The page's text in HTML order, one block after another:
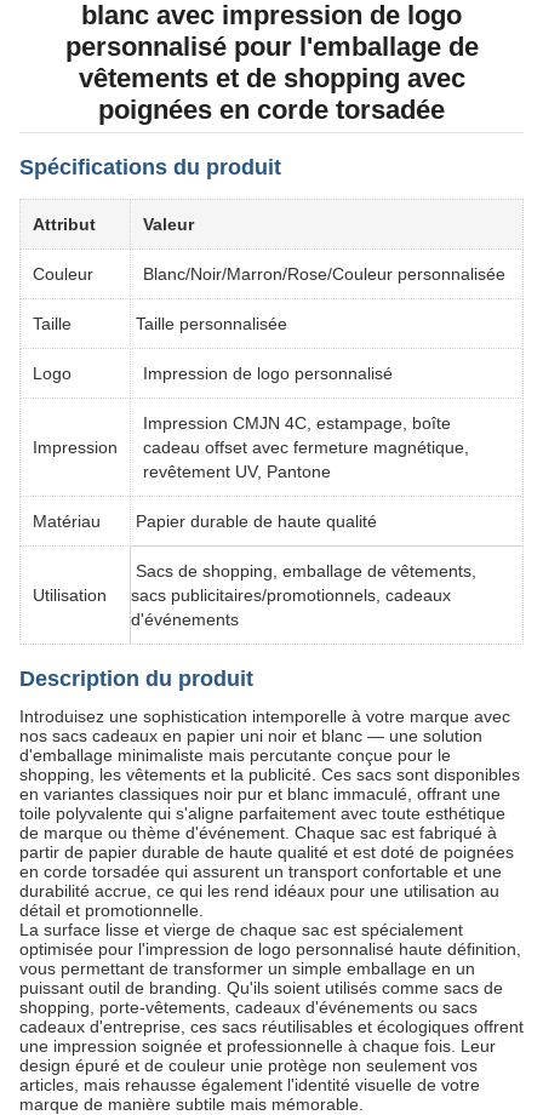
blanc avec impression de logo
personnalisé pour l'emballage de
vêtements et de shopping avec
poignées en corde torsadée
Spécifications du produit
Attribut Valeur
Couleur Blanc/Noir/Marron/Rose/Couleur personnalisée
Taille Taille personnalisée
Logo Impression de logo personnalisé
Impression
Impression CMJN 4C, estampage, boîte
cadeau offset avec fermeture magnétique,
revêtement UV, Pantone
Matériau Papier durable de haute qualité
Utilisation
Sacs de shopping, emballage de vêtements,
sacs publicitaires/promotionnels, cadeaux
d'événements
Description du produit
Introduisez une sophistication intemporelle à votre marque avec
nos sacs cadeaux en papier uni noir et blanc — une solution
d'emballage minimaliste mais percutante conçue pour le
shopping, les vêtements et la publicité. Ces sacs sont disponibles
en variantes classiques noir pur et blanc immaculé​, offrant une
toile polyvalente qui s'aligne parfaitement avec toute esthétique
de marque ou thème d'événement. Chaque sac est fabriqué à
partir de papier durable de haute qualité et est doté de poignées
en corde torsadée​ qui assurent un transport confortable et une
durabilité accrue, ce qui les rend idéaux pour une utilisation au
détail et promotionnelle.
La surface lisse et vierge de chaque sac est spécialement
optimisée pour l'impression de logo personnalisé haute définition,
vous permettant de transformer un simple emballage en un
puissant outil de branding. Qu'ils soient utilisés comme sacs de
shopping, porte-vêtements, cadeaux d'événements ou sacs
cadeaux d'entreprise, ces sacs réutilisables et écologiques offrent
une impression soignée et professionnelle à chaque fois. Leur
design épuré et de couleur unie protège non seulement vos
articles, mais rehausse également l'identité visuelle de votre
marque de manière subtile mais mémorable.